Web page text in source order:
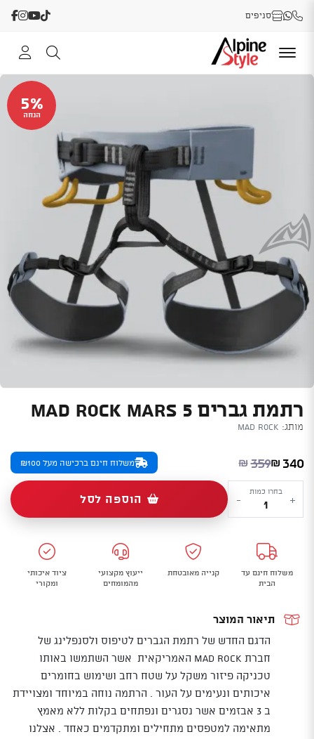
סניפים
רתמת גברים MAD ROCK MARS 5
מותג: Mad Rock
5%
הנחה
₪ 359
המחיר המקורי היה: ₪359.
₪ 340
המחיר הנוכחי הוא: ₪340. משלוח חינם ברכישה מעל ₪100
+
כמות
של
גברים
MAD
ROCK
5
בחרו כמות
- הוספה לסל
משלוח חינם עד
הבית
קנייה מאובטחת
ייעוץ מקצועי
מהמומחים
ציוד איכותי
ומקורי
תיאור המוצר
הדגם החדש של רתמת הגברים לטיפוס ולסנפלינג של
חברת MAD ROCK האמריקאית אשר השתמשו באותו
טכניקה פיזור משקל על שטח רחב ושימוש בחומרים
איכותים ונעימים על העור . הרתמה נוחה במיוחד ומצויידת
ב 3 אבזמים אשר נסגרים ונפתחים בקלות ללא מאמץ
מתאימה למטפסים מתחילים ומתקדמים כאחד . אצלנו